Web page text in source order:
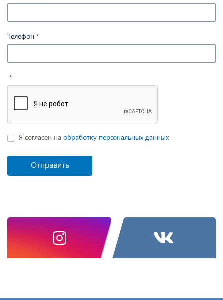
Телефон *
*
Я согласен на обработку персональных данных